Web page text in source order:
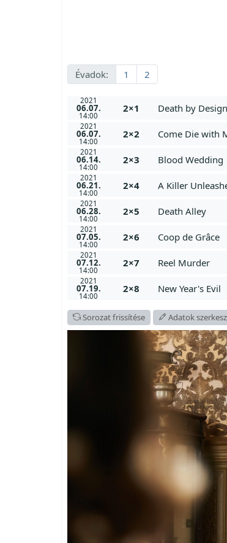
Évadok: 1 2
2021
06.07.
14:00
2×1 Death by Design
2021
06.07.
14:00
2×2 Come Die with
2021
06.14.
14:00
2×3 Blood Wedding
2021
06.21.
14:00
2×4 A Killer
2021
06.28.
14:00
2×5 Death Alley
2021
07.05.
14:00
2×6 Coop de Grâce
2021
07.12.
14:00
2×7 Reel Murder
2021
07.19.
14:00
2×8 New Year's Evil
Sorozat frissítése Adatok